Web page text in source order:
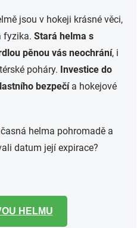
jsou v hokeji krásné věci,
fyzika. Stará helma s
pěnou vás neochrání, i
poháry. Investice do
bezpečía hokejové
helma pohromadě a
datum její expirace?
HELMU